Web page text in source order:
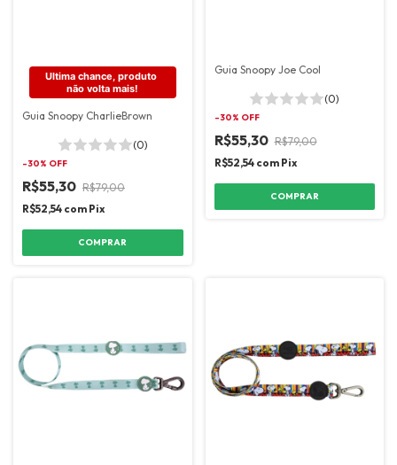
Ultima chance, produto
não volta mais!
Guia Snoopy CharlieBrown
(0)
-30% OFF
R$55,30 R$79,00
R$52,54 com Pix
COMPRAR
Guia Snoopy Joe Cool
(0)
-30% OFF
R$55,30 R$79,00
R$52,54 com Pix
COMPRAR